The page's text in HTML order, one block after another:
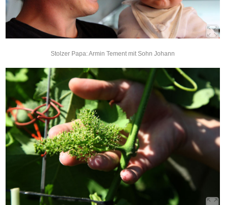
Stolzer Papa: Armin Tement mit Sohn Johann